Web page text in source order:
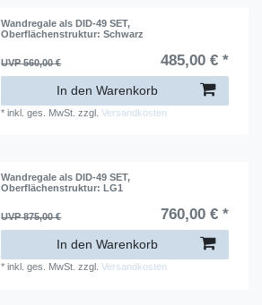
Wandregale als DID-49 SET,
Oberflächenstruktur: Schwarz
UVP 560,00 € 485,00 € *
In den Warenkorb
*inkl. ges. MwSt. zzgl.Versandkosten
Wandregale als DID-49 SET,
Oberflächenstruktur: LG1
UVP 875,00 € 760,00 € *
In den Warenkorb
*inkl. ges. MwSt. zzgl.Versandkosten